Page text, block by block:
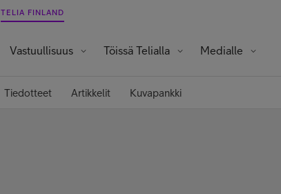
TELIA FINLAND
Vastuullisuus Töissä Telialla Medialle
Tiedotteet Artikkelit Kuvapankki